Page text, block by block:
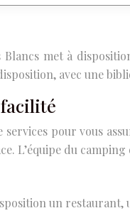
met à
avec une
pour vous
L’équipe du
un